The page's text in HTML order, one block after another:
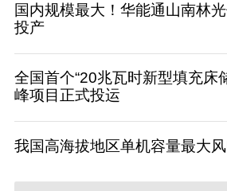
国内规模最大！华能通山南林
投产
全国首个“20兆瓦时新型填充床
峰项目正式投运
我国高海拔地区单机容量最大